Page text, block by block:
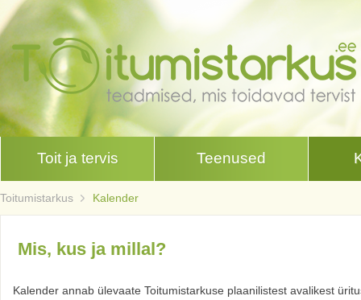
Toit ja tervis Teenused
Toitumistarkus Kalender
Mis, kus ja millal?
Kalender annab ülevaate Toitumistarkuse plaanilistest avalikest